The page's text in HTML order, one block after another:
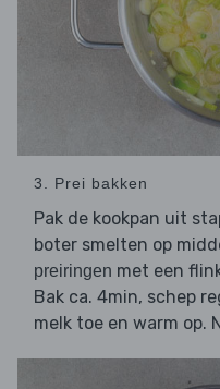
3. Prei bakken
Pak de kookpan uit
boter smelten op
preiringen met een
Bak ca. 4min, schep
melk toe en warm op.